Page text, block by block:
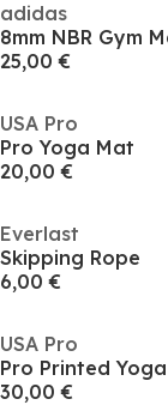
adidas
25,00 €
USA Pro
Pro Yoga Mat
20,00 €
Everlast
Skipping Rope
6,00 €
USA Pro
Pro Printed
30,00 €